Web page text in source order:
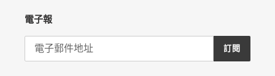
電子報
訂閱